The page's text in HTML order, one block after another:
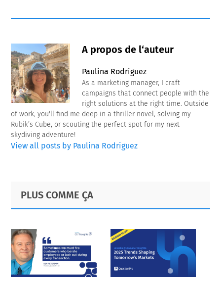
A propos de l‘auteur
Paulina Rodriguez
As a marketing manager, I craft
campaigns that connect people with the
right solutions at the right time. Outside
of work, you'll find me deep in a thriller novel, solving my
Rubik’s Cube, or scouting the perfect spot for my next
skydiving adventure!
View all posts by Paulina Rodriguez
Primary
Sidebar
Footer
PLUS COMME ÇA